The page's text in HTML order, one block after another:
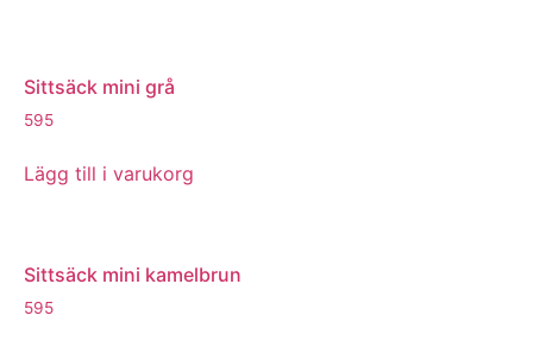
Sittsäck mini grå
595
Lägg till i varukorg
Sittsäck mini kamelbrun
595